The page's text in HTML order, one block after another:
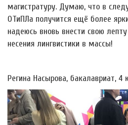
магистратуру. Думаю, что в
ОТиПЛа получится ещё более
надеюсь вновь внести свою
несения лингвистики в массы!
Регина Насырова, бакалавриат, 4